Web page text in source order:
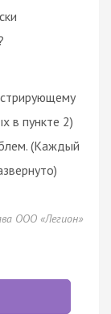
в пункте 2)
(Каждый
ООО «Легион»